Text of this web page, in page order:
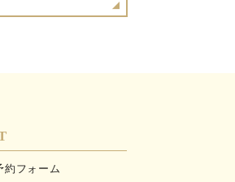
約フォーム